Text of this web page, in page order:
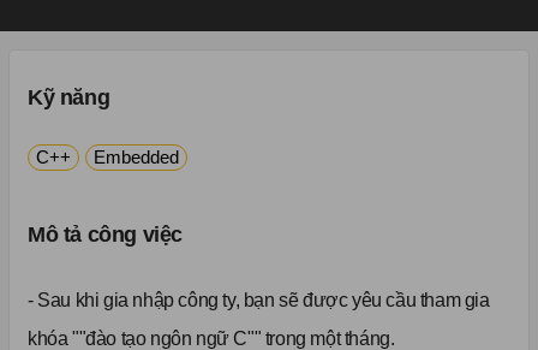
Kỹ năng
C++ Embedded
Mô tả công việc
- Sau khi gia nhập công ty, bạn sẽ được yêu cầu tham gia
khóa ""đào tạo ngôn ngữ C"" trong một tháng.